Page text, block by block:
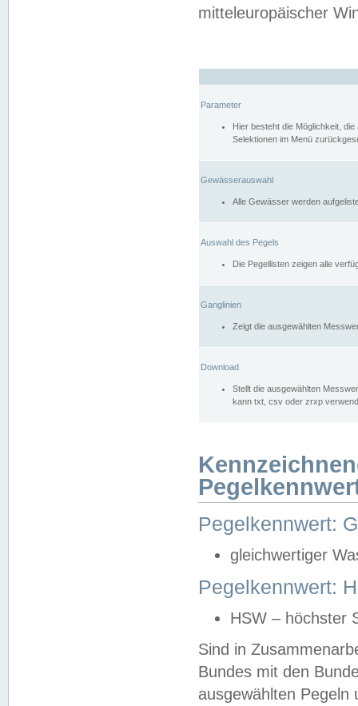
mitteleuropäischer
Parameter
Hier besteht die Möglichkeit,
Selektionen im Menü
Gewässerauswahl
Alle Gewässer werden
Auswahl des Pegels
Die Pegellisten zeigen alle
Ganglinien
Zeigt die ausgewählten
Download
Stellt die ausgewählten
kann txt, csv oder zrxp
Pegelkennwert:
gleichwertiger
Pegelkennwert:
HSW – höchster
Sind in
Bundes mit den
ausgewählten